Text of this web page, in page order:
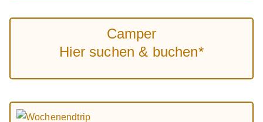
Camper
Hier suchen & buchen*